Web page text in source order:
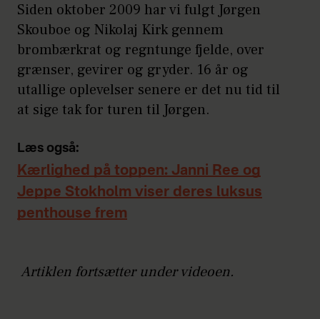
Siden oktober 2009 har vi fulgt Jørgen
Skouboe og Nikolaj Kirk gennem
brombærkrat og regntunge fjelde, over
grænser, gevirer og gryder. 16 år og
utallige oplevelser senere er det nu tid til
at sige tak for turen til Jørgen.
Læs også:
Kærlighed på toppen: Janni Ree og
Jeppe Stokholm viser deres luksus
penthouse frem
Artiklen fortsætter under videoen.